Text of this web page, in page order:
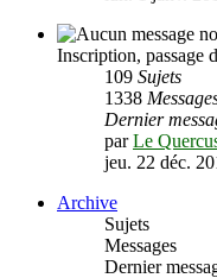
Inscription, passage
109 Sujets
1338
Dernier
parLe
jeu. 22 déc.
Archive
Sujets
Messages
Dernier